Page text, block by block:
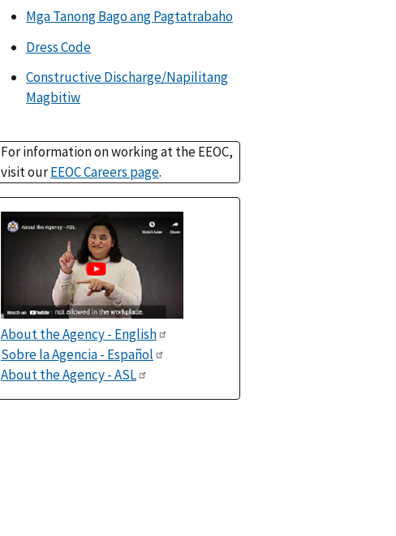
Mga Tanong Bago ang Pagtatrabaho
Dress Code
Constructive Discharge/Napilitang
Magbitiw
For information on working at the EEOC,
visit ourEEOC Careers page.
About the Agency - English
Sobre la Agencia - Español
About the Agency - ASL